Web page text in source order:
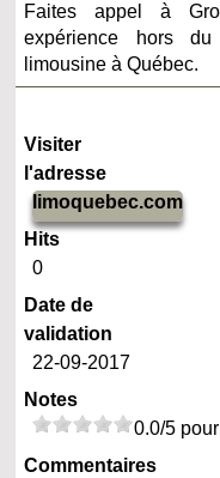
Faites appel à
expérience hors
limousine à Québec.
Visiter
l'adresse
limoquebec.com
Hits
0
Date de
validation
22-09-2017
Notes
0.0/5
Commentaires